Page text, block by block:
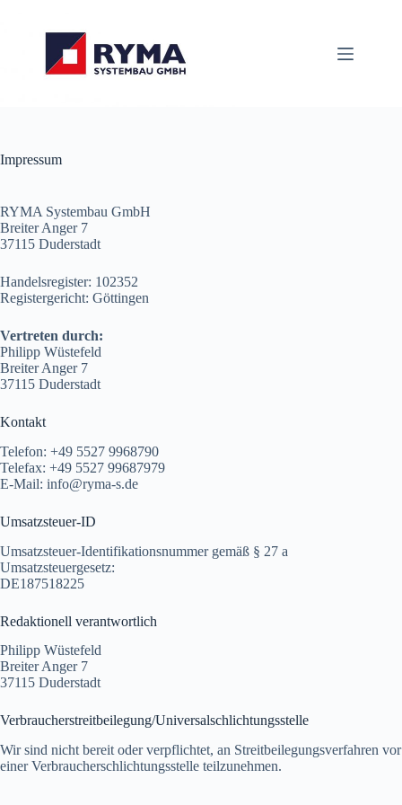
Impressum
RYMA Systembau GmbH
Breiter Anger 7
37115 Duderstadt
Handelsregister: 102352
Registergericht: Göttingen
Vertreten durch:
Philipp Wüstefeld
Breiter Anger 7
37115 Duderstadt
Kontakt
Telefon: +49 5527 9968790
Telefax: +49 5527 99687979
E-Mail: info@ryma-s.de
Umsatzsteuer-ID
Umsatzsteuer-Identifikationsnummer gemäß § 27 a
Umsatzsteuergesetz:
DE187518225
Redaktionell verantwortlich
Philipp Wüstefeld
Breiter Anger 7
37115 Duderstadt
Verbraucher­streit­beilegung/Universal­schlichtungs­stelle
Wir sind nicht bereit oder verpflichtet, an Streitbeilegungsverfahren vor
einer Verbraucherschlichtungsstelle teilzunehmen.